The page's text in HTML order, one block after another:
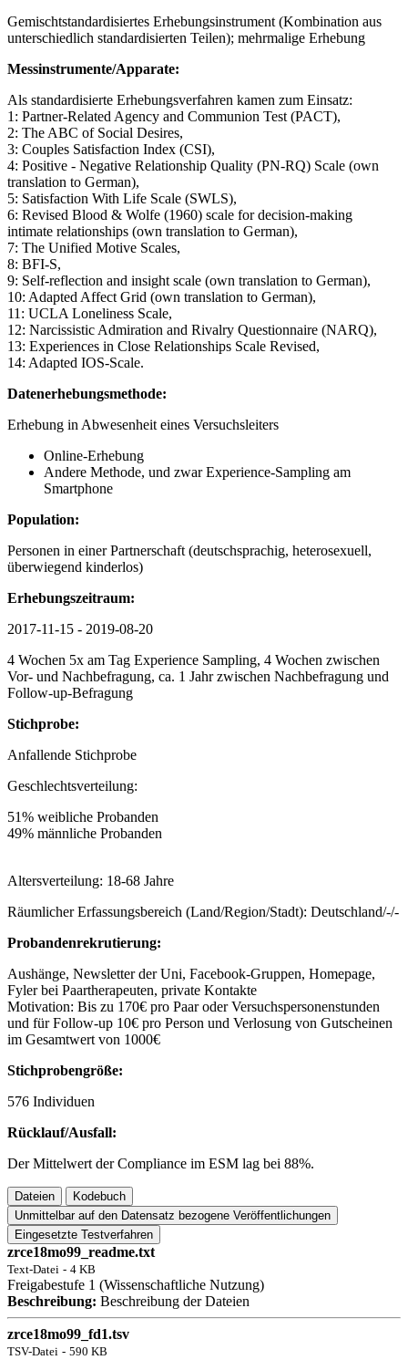
Gemischtstandardisiertes Erhebungsinstrument (Kombination aus
unterschiedlich standardisierten Teilen); mehrmalige Erhebung
Messinstrumente/Apparate:
Als standardisierte Erhebungsverfahren kamen zum Einsatz:
1: Partner-Related Agency and Communion Test (PACT),
2: The ABC of Social Desires,
3: Couples Satisfaction Index (CSI),
4: Positive - Negative Relationship Quality (PN-RQ) Scale (own
translation to German),
5: Satisfaction With Life Scale (SWLS),
6: Revised Blood & Wolfe (1960) scale for decision-making
intimate relationships (own translation to German),
7: The Unified Motive Scales,
8: BFI-S,
9: Self-reflection and insight scale (own translation to German),
10: Adapted Affect Grid (own translation to German),
11: UCLA Loneliness Scale,
12: Narcissistic Admiration and Rivalry Questionnaire (NARQ),
13: Experiences in Close Relationships Scale Revised,
14: Adapted IOS-Scale.
Datenerhebungsmethode:
Erhebung in Abwesenheit eines Versuchsleiters
Online-Erhebung
Andere Methode, und zwar Experience-Sampling am
Smartphone
Population:
Personen in einer Partnerschaft (deutschsprachig, heterosexuell,
überwiegend kinderlos)
Erhebungszeitraum:
2017-11-15 - 2019-08-20
4 Wochen 5x am Tag Experience Sampling, 4 Wochen zwischen
Vor- und Nachbefragung, ca. 1 Jahr zwischen Nachbefragung und
Follow-up-Befragung
Stichprobe:
Anfallende Stichprobe
Geschlechtsverteilung:
51% weibliche Probanden
49% männliche Probanden
Altersverteilung: 18-68 Jahre
Räumlicher Erfassungsbereich (Land/Region/Stadt): Deutschland/-/-
Probandenrekrutierung:
Aushänge, Newsletter der Uni, Facebook-Gruppen, Homepage,
Fyler bei Paartherapeuten, private Kontakte
Motivation: Bis zu 170€ pro Paar oder Versuchspersonenstunden
und für Follow-up 10€ pro Person und Verlosung von Gutscheinen
im Gesamtwert von 1000€
Stichprobengröße:
576 Individuen
Rücklauf/Ausfall:
Der Mittelwert der Compliance im ESM lag bei 88%.
Dateien
Kodebuch
Unmittelbar auf den Datensatz bezogene Veröffentlichungen
Eingesetzte Testverfahren
zrce18mo99_readme.txt
Text-Datei - 4 KB
Freigabestufe 1 (Wissenschaftliche Nutzung)
Beschreibung: Beschreibung der Dateien
zrce18mo99_fd1.tsv
TSV-Datei - 590 KB